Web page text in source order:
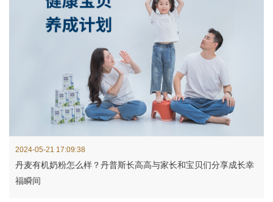
2024-05-21 17:09:38
丹麦有机奶粉怎么样？丹普斯长高高与家长和宝贝们分享成长幸
福瞬间